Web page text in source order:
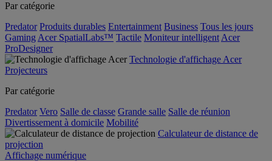
Par catégorie
Predator Produits durables Entertainment Business Tous les jours
Gaming Acer SpatialLabs™ Tactile Moniteur intelligent Acer
ProDesigner
Technologie d'affichage Acer
Projecteurs
Par catégorie
Predator Vero Salle de classe Grande salle Salle de réunion
Divertissement à domicile Mobilité
Calculateur de distance de
projection
Affichage numérique